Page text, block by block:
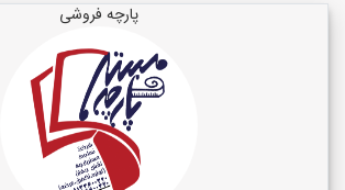
پارچه فروشی